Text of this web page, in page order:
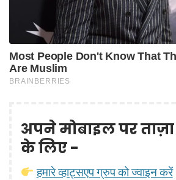
अपने मोबाइल पर
के लिए -
हमारे व्हाट्सएप ग्रुप को ज्वाइन करें